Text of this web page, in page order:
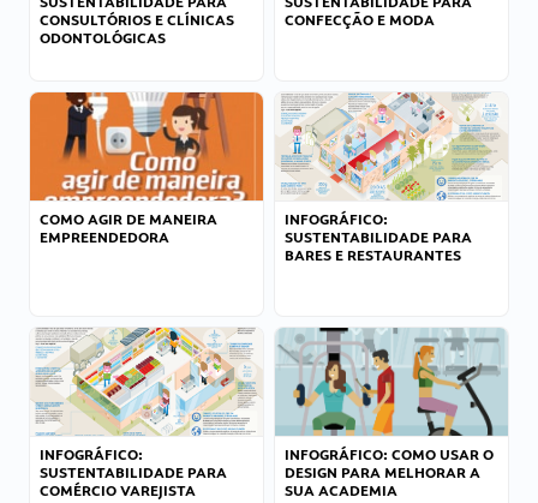
CONSULTÓRIOS E CLÍNICAS
ODONTOLÓGICAS
CONFECÇÃO E MODA
COMO AGIR DE MANEIRA
EMPREENDEDORA
INFOGRÁFICO:
SUSTENTABILIDADE PARA
BARES E RESTAURANTES
INFOGRÁFICO:
SUSTENTABILIDADE PARA
COMÉRCIO VAREJISTA
INFOGRÁFICO: COMO USAR O
DESIGN PARA MELHORAR A
SUA ACADEMIA